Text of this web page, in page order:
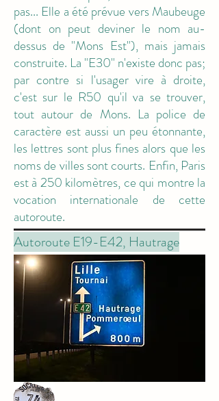
pas... Elle a été prévue vers Maubeuge
(dont on peut deviner le nom au-
dessus de "Mons Est"), mais jamais
construite. La "E30" n'existe donc pas;
par contre si l'usager vire à droite,
c'est sur le R50 qu'il va se trouver,
tout autour de Mons. La police de
caractère est aussi un peu étonnante,
les lettres sont plus fines alors que les
noms de villes sont courts. Enfin, Paris
est à 250 kilomètres, ce qui montre la
vocation internationale de cette
autoroute.
Autoroute E19-E42, Hautrage